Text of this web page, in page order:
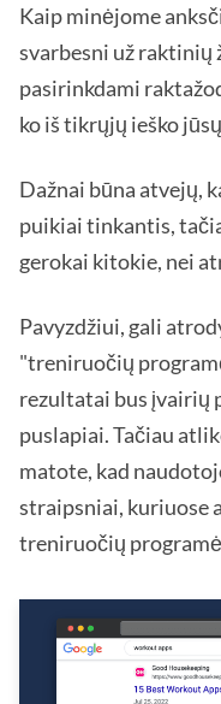
Kaip minėjome
svarbesni už raktinių
pasirinkdami
ko iš tikrųjų ieško
Dažnai būna atvejų,
puikiai tinkantis,
gerokai kitokie, nei
Pavyzdžiui, gali
"treniruočių
rezultatai bus įvairių
puslapiai. Tačiau
matote, kad
straipsniai, kuriuose
treniruočių